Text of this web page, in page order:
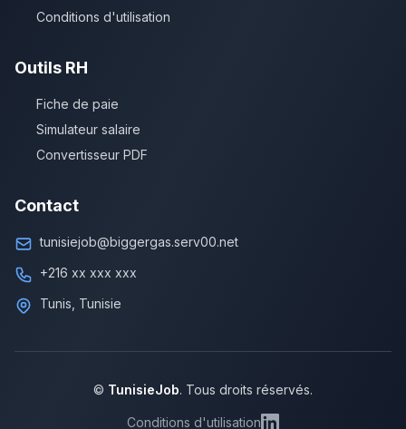
Conditions d'utilisation
Outils RH
Fiche de paie
Simulateur salaire
Convertisseur PDF
Contact
tunisiejob@biggergas.serv00.net
+216 xx xxx xxx
Tunis, Tunisie
© TunisieJob. Tous droits réservés.
Conditions d'utilisation